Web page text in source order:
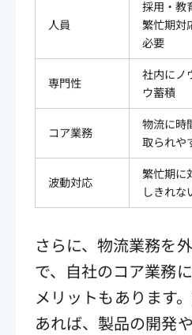
人員
採用・教
繁忙期対
必要
専門性
社内にノ
ウ蓄積
コア業務
物流に時
取られや
波動対応
繁忙期に
しきれな
さらに、物流業務を
で、自社のコア業務
メリットもあります
あれば、製品の開発